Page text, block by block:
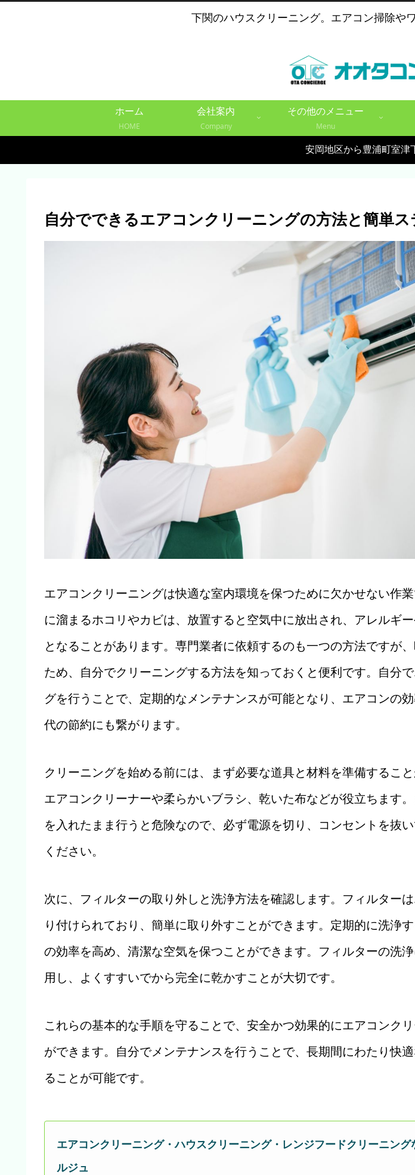
下関のハウスクリーニング。エアコン掃除や
ホーム
HOME
会社案内
Company
その他のメニュー
Menu
安岡地区から豊浦町室津
自分でできるエアコンクリーニングの方法と簡単
エアコンクリーニングは快適な室内環境を保つために欠かせない作
に溜まるホコリやカビは、放置すると空気中に放出され、アレルギ
となることがあります。専門業者に依頼するのも一つの方法ですが
ため、自分でクリーニングする方法を知っておくと便利です。自分
グを行うことで、定期的なメンテナンスが可能となり、エアコンの
代の節約にも繋がります。
クリーニングを始める前には、まず必要な道具と材料を準備するこ
エアコンクリーナーや柔らかいブラシ、乾いた布などが役立ちます
を入れたまま行うと危険なので、必ず電源を切り、コンセントを抜
ください。
次に、フィルターの取り外しと洗浄方法を確認します。フィルター
り付けられており、簡単に取り外すことができます。定期的に洗浄
の効率を高め、清潔な空気を保つことができます。フィルターの洗
用し、よくすすいでから完全に乾かすことが大切です。
これらの基本的な手順を守ることで、安全かつ効果的にエアコンク
ができます。自分でメンテナンスを行うことで、長期間にわたり快
ることが可能です。
エアコンクリーニング・ハウスクリーニング・レンジフードクリーニング
ルジュ